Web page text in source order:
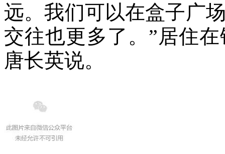
远。我们可以在盒子广
交往也更多了。”居住
唐长英说。